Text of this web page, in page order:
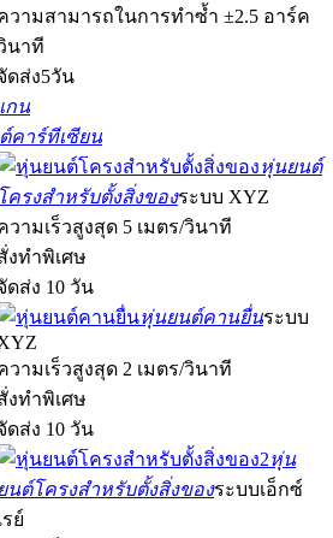
วามสามารถในการทำซ้ำ ±2.5 อาร์ค
นาที
ดส่ง5วัน
กน
คาร์ทีเซียน
หุ่นยนต์
โครงสำหรับตั้งสิ่งของระบบ XYZ
วามเร็วสูงสุด 5 เมตร/วินาที
งทำพิเศษ
ดส่ง 10 วัน
หุ่นยนต์คานยื่นระบบ
วามเร็วสูงสุด 2 เมตร/วินาที
งทำพิเศษ
ดส่ง 10 วัน
หุ่น
ยนต์โครงสำหรับตั้งสิ่งของระบบเอ็กซ์
รย์